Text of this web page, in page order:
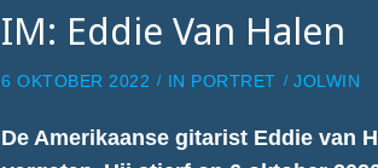
IM: Eddie Van Halen
6 OKTOBER 2022 IN PORTRET JOLWIN
De Amerikaanse gitarist Eddie van